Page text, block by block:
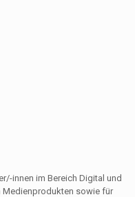
innen im Bereich Digital und
Medienprodukten sowie für